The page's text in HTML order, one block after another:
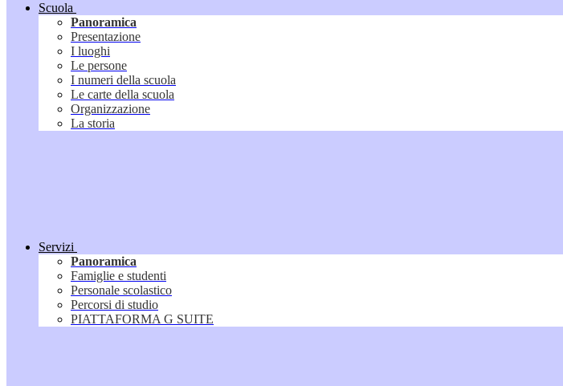
Scuola
Panoramica
Presentazione
I luoghi
Le persone
I numeri della scuola
Le carte della scuola
Organizzazione
La storia
Servizi
Panoramica
Famiglie e studenti
Personale scolastico
Percorsi di studio
PIATTAFORMA G SUITE